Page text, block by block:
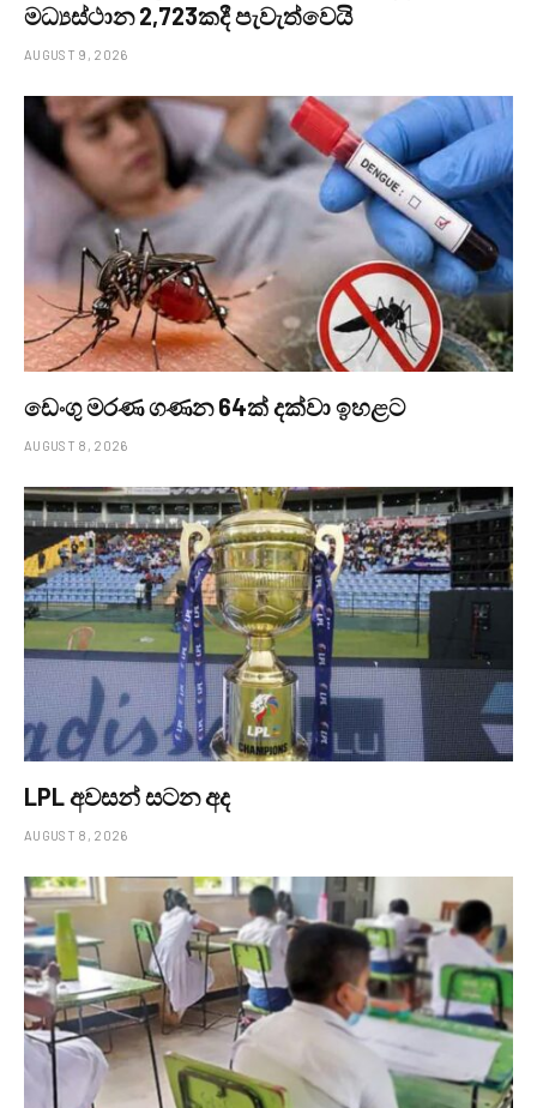
මධ්‍යස්ථාන 2,723කදී පැවැත්වෙයි
AUGUST 9, 2026
ඩෙංගු මරණ ගණන 64ක් දක්වා ඉහළට
AUGUST 8, 2026
LPL අවසන් සටන අද
AUGUST 8, 2026